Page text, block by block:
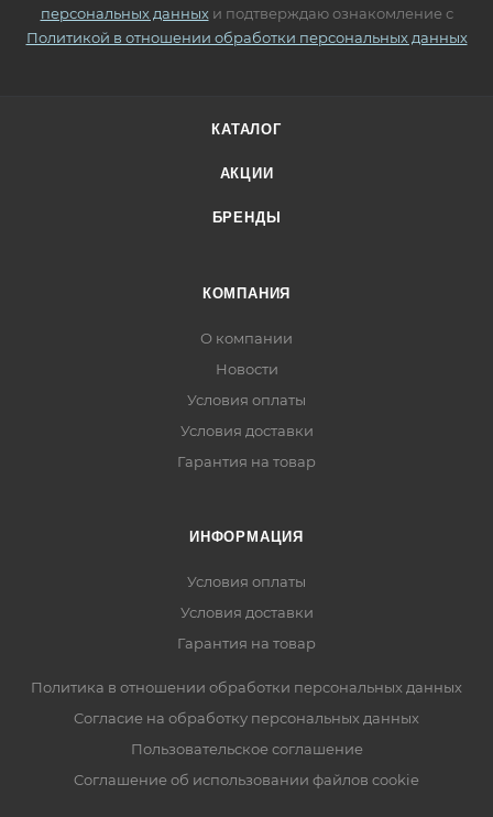
персональных данныхи подтверждаю ознакомление с
Политикой в отношении обработки персональных данных
КАТАЛОГ
АКЦИИ
БРЕНДЫ
КОМПАНИЯ
О компании
Новости
Условия оплаты
Условия доставки
Гарантия на товар
ИНФОРМАЦИЯ
Условия оплаты
Условия доставки
Гарантия на товар
Политика в отношении обработки персональных данных
Cогласие на обработку персональных данных
Пользовательское соглашение
Cоглашение об использовании файлов cookie